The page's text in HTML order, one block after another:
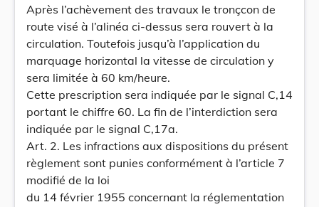
Après l’achèvement des travaux le tronçcon de
route visé à l’alinéa ci-dessus sera rouvert à la
circulation. Toutefois jusqu’à l’application du
marquage horizontal la vitesse de circulation y
sera limitée à 60 km/heure.
Cette prescription sera indiquée par le signal C,14
portant le chiffre 60. La fin de l’interdiction sera
indiquée par le signal C,17a.
Art. 2. Les infractions aux dispositions du présent
règlement sont punies conformément à l’article 7
modifié de la loi
du 14 février 1955 concernant la réglementation